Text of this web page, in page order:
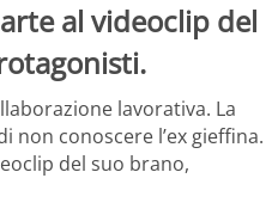
al videoclip del
lavorativa. La
non conoscere l’ex gieffina.
del suo brano,